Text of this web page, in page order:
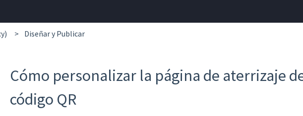
Diseñar y Publicar
Cómo personalizar la página de aterrizaje
código QR